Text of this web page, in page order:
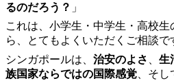
るのだろう？ 」
これは、小学生・中学生・高校
ら、とてもよくいただくご相談で
シンガポールは、 治安のよさ 生
族国家ならではの国際感覚 、そし